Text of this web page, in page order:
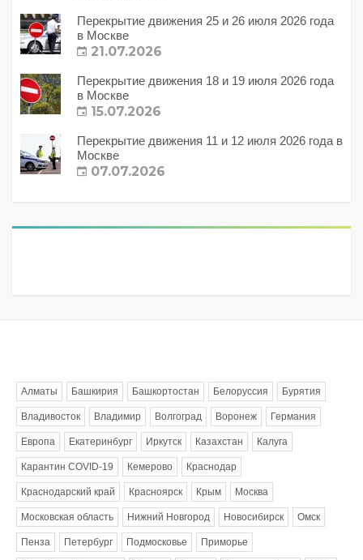
Перекрытие движения 25 и 26 июля 2026 года
в Москве
21.07.2026
Перекрытие движения 18 и 19 июля 2026 года
в Москве
15.07.2026
Перекрытие движения 11 и 12 июля 2026 года в
Москве
07.07.2026
Алматы Башкирия Башкортостан Белоруссия Бурятия
Владивосток Владимир Волгоград Воронеж Германия
Европа Екатеринбург Иркутск Казахстан Калуга
Карантин COVID-19 Кемерово Краснодар
Краснодарский край Красноярск Крым Москва
Московская область Нижний Новгород Новосибирск Омск
Пенза Петербург Подмосковье Приморье